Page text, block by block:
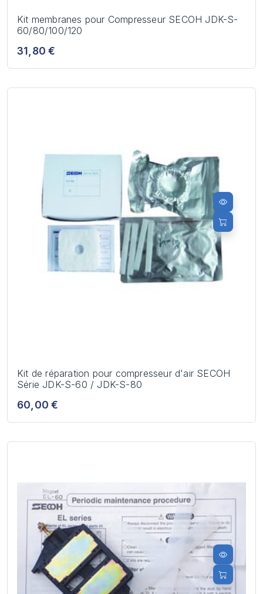
Kit membranes pour Compresseur SECOH JDK-S-
60/80/100/120
31,80 €
Kit de réparation pour compresseur d'air SECOH
Série JDK-S-60 / JDK-S-80
60,00 €